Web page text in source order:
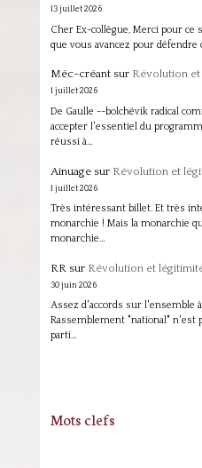
13 juillet 2026
Cher Ex-collègue, Merci pour
que vous avancez pour défendre
Méc-créantsur Révolution
1 juillet 2026
De Gaulle --bolchévik radical
accepter l'essentiel du
réussi à…
Ainuagesur Révolution et
1 juillet 2026
Très intéressant billet. Et très
monarchie ! Mais la monarchie
monarchie…
RR sur Révolution et
30 juin 2026
Assez d'accords sur l'ensemble
Rassemblement "national" n'est
parti…
Mots clefs